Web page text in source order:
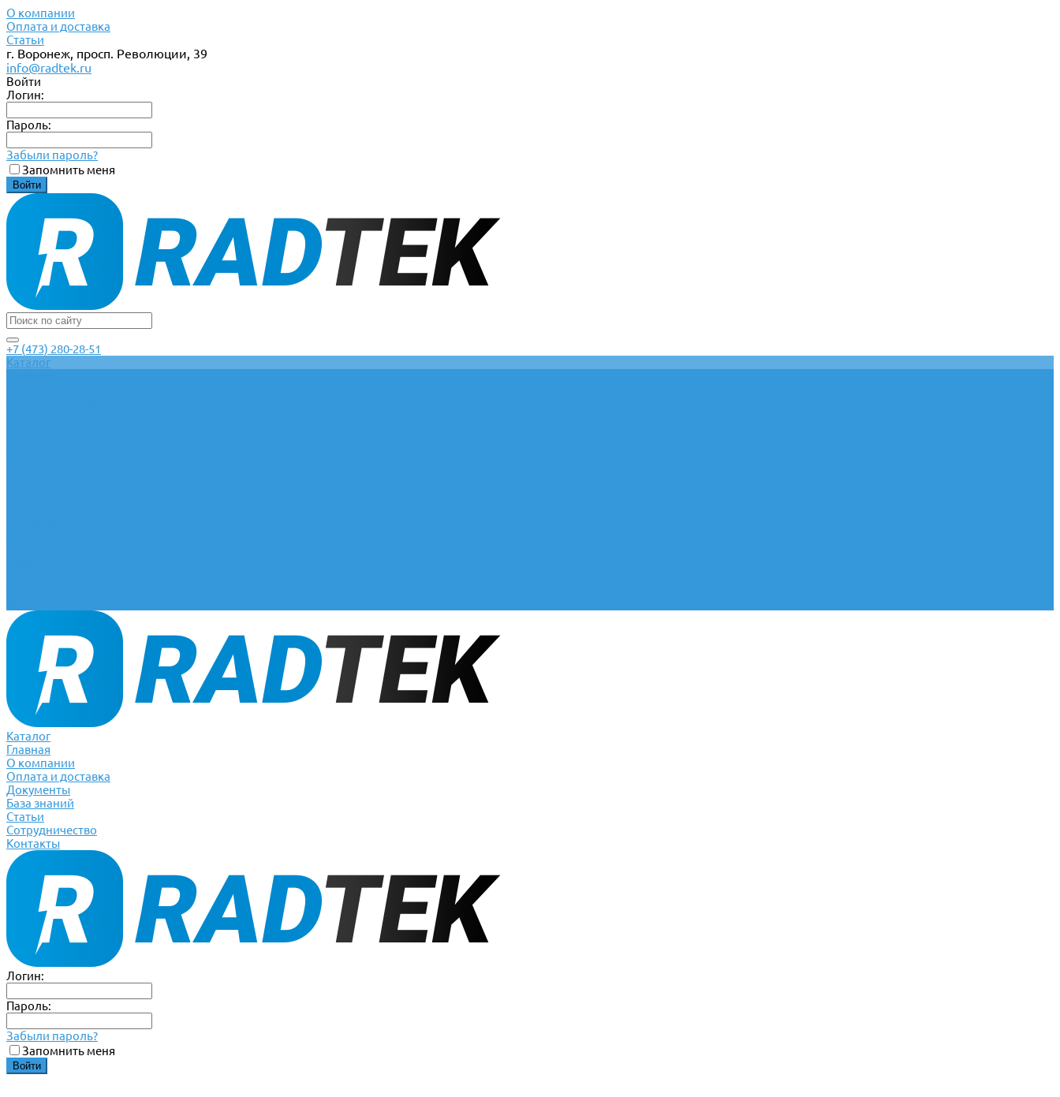
О компании
Оплата и доставка
Статьи
г. Воронеж, просп. Революции, 39
info@radtek.ru
Войти
Логин:
Пароль:
Забыли пароль?
Запомнить меня
+7 (473) 280-28-51
Каталог
Каталог
Главная
О компании
Оплата и доставка
Документы
База знаний
Статьи
Сотрудничество
Контакты
Логин:
Пароль:
Забыли пароль?
Запомнить меня